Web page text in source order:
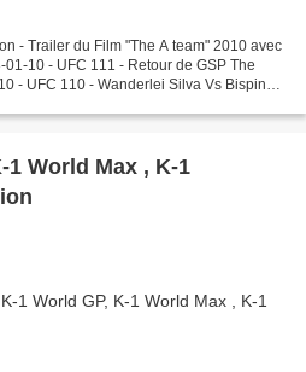
- Trailer du Film "The A team" 2010 avec
10 - UFC 111 - Retour de GSP The
- UFC 110 - Wanderlei Silva Vs Bisping .
1 World Max , K-1